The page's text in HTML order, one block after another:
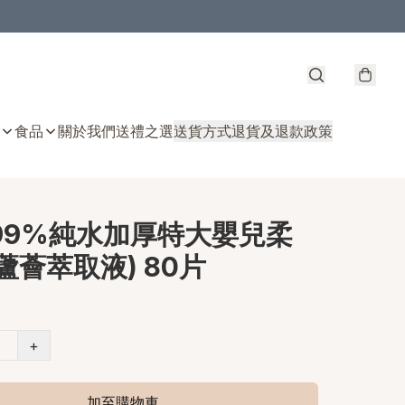
食品 關於我們送禮之選送貨方式退貨及退款政策
純水加厚特大嬰兒柔
薈萃取液) 80片
+